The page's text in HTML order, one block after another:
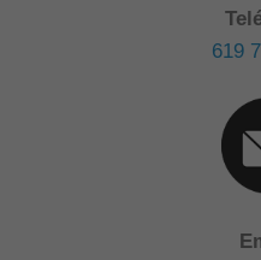
619